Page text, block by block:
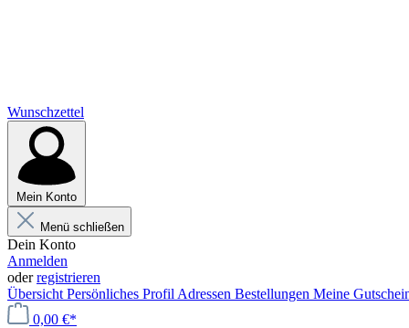
Wunschzettel
Mein Konto
Menü schließen
Dein Konto
Anmelden
oderregistrieren
Übersicht Persönliches Profil Adressen Bestellungen Meine
0,00 €*